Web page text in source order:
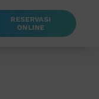
RESERVASI
ONLINE